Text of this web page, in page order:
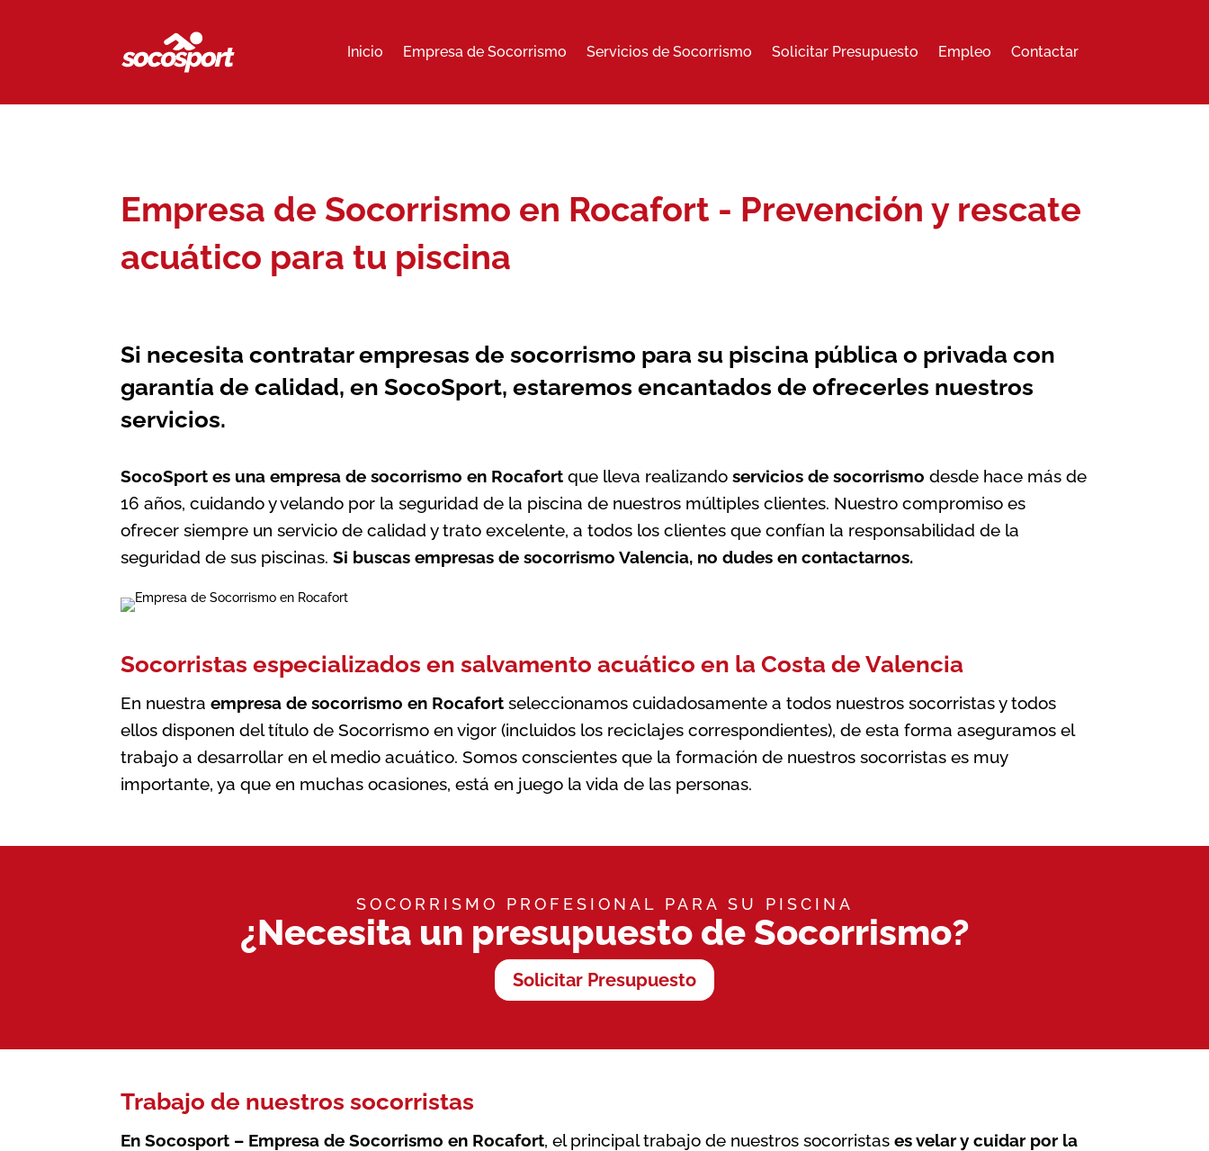
Inicio Empresa de Socorrismo Servicios de Socorrismo Solicitar Presupuesto Empleo Contactar
Empresa de Socorrismo en Rocafort - Prevención y rescate
acuático para tu piscina
Si necesita contratar empresas de socorrismo para su piscina pública o privada con
garantía de calidad, en SocoSport, estaremos encantados de ofrecerles nuestros
servicios.
SocoSport es una empresa de socorrismo en Rocafortque lleva realizandoservicios de socorrismo desde hace más de
16 años, cuidando y velando por la seguridad de la piscina de nuestros múltiples clientes. Nuestro compromiso es
ofrecer siempre un servicio de calidad y trato excelente, a todos los clientes que confían la responsabilidad de la
seguridad de sus piscinas.Si buscasempresas de socorrismo Valencia, no dudes en contactarnos.
Socorristas especializados en salvamento acuático en la Costa de Valencia
En nuestraempresa de socorrismo en Rocafortseleccionamos cuidadosamente a todos nuestros socorristas y todos
ellos disponen del título de Socorrismo en vigor (incluidos los reciclajes correspondientes), de esta forma aseguramos el
trabajo a desarrollar en el medio acuático. Somos conscientes que la formación de nuestros socorristas es muy
importante, ya que en muchas ocasiones, está en juego la vida de las personas.
SOCORRISMO PROFESIONAL PARA SU PISCINA
¿Necesita un presupuesto de Socorrismo?
Solicitar Presupuesto
Trabajo de nuestros socorristas
En Socosport – Empresa de Socorrismo en Rocafort, el principal trabajo de nuestros socorristases velar y cuidar por la